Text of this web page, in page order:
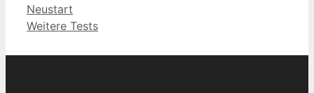
Neustart
Weitere Tests